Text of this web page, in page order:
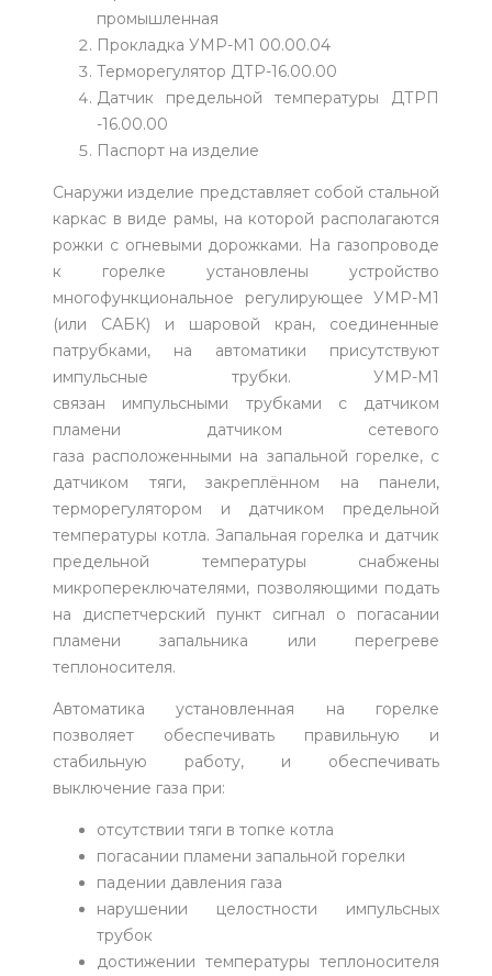
промышленная
Прокладка УМР-М1 00.00.04
Терморегулятор ДТР-16.00.00
Датчик предельной температуры ДТРП
-16.00.00
Паспорт на изделие
Снаружи изделие представляет собой стальной
каркас в виде рамы, на которой располагаются
рожки с огневыми дорожками. На газопроводе
к горелке установлены устройство
многофункциональное регулирующее УМР-М1
(или САБК) и шаровой кран, соединенные
патрубками, на автоматики присутствуют
импульсные трубки. УМР-М1
связан импульсными трубками с датчиком
пламени датчиком сетевого
газа расположенными на запальной горелке, с
датчиком тяги, закреплённом на панели,
терморегулятором и датчиком предельной
температуры котла. Запальная горелка и датчик
предельной температуры снабжены
микропереключателями, позволяющими подать
на диспетчерский пункт сигнал о погасании
пламени запальника или перегреве
теплоносителя.
Автоматика установленная на горелке
позволяет обеспечивать правильную и
стабильную работу, и обеспечивать
выключение газа при:
отсутствии тяги в топке котла
погасании пламени запальной горелки
падении давления газа
нарушении целостности импульсных
трубок
достижении температуры теплоносителя